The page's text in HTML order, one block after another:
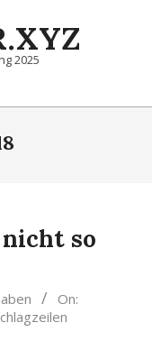
2025
so
On: